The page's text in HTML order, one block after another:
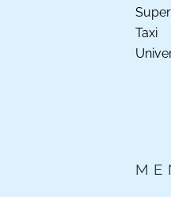
Taxi